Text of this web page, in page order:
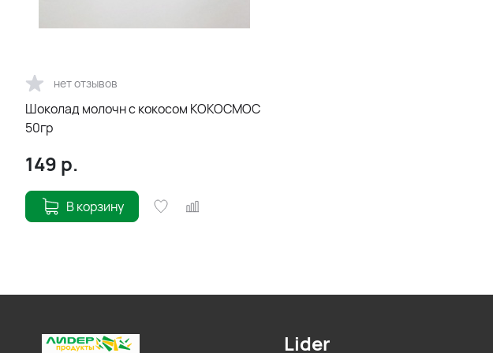
нет отзывов
Шоколад молочн с кокосом КОКОСМОС
50гр
149 р.
В корзину
Lider